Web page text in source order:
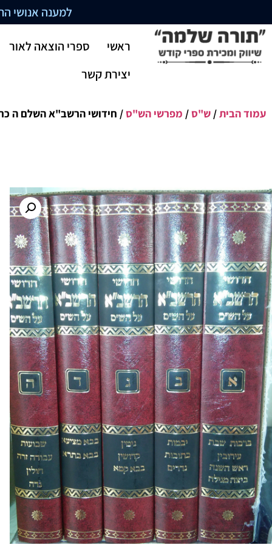
למענה אנושי התקשרו
ראשי
ספרי הוצאה לאור
יצירת קשר
עמוד הבית/ ש"ס/ מפרשי הש"ס/ חידושי הרשב"א השלם ה